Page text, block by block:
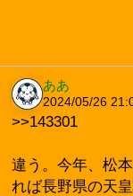
ああ
2024/05/26
>>143301
違う。今年、松
れば長野県の天